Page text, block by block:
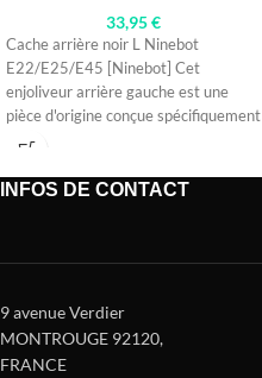
33,95€
Cache arrière noir L Ninebot
E22/E25/E45 [Ninebot] Cet
enjoliveur arrière gauche est une
pièce d'origine conçue spécifiquement
pour les modèles
INFOS DE CONTACT
9 avenue Verdier
MONTROUGE 92120,
FRANCE